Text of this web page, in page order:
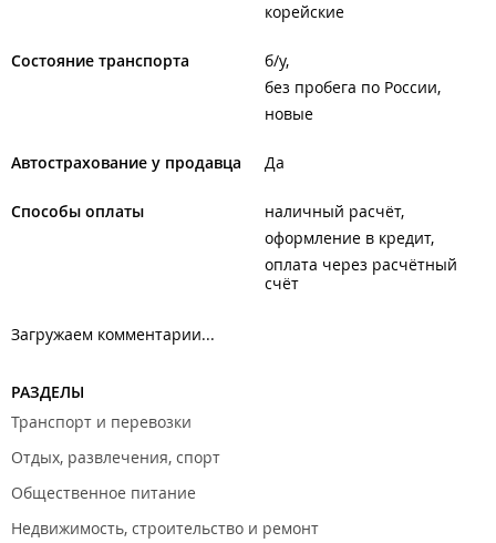
корейские
Состояние транспорта
б/у
без пробега по России
новые
Автострахование у продавца Да
Способы оплаты
наличный расчёт
оформление в кредит
оплата через расчётный
счёт
Загружаем комментарии...
РАЗДЕЛЫ
Транспорт и перевозки
Отдых, развлечения, спорт
Общественное питание
Недвижимость, строительство и ремонт